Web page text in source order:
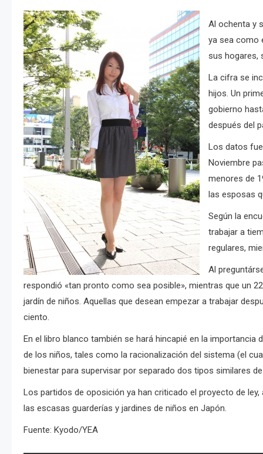
Al ochenta y
ya sea como
sus hogares,
La cifra se
hijos. Un
gobierno
después del
Los datos
Noviembre
menores de
las esposas
Según la
trabajar a
regulares,
Al
respondió «tan pronto como sea posible», mientras que un
jardín de niños. Aquellas que desean empezar a trabajar
ciento.
En el libro blanco también se hará hincapié en la
de los niños, tales como la racionalización del sistema (el
bienestar para supervisar por separado dos tipos similares
Los partidos de oposición ya han criticado el proyecto de
las escasas guarderías y jardines de niños en Japón.
Fuente: Kyodo/YEA